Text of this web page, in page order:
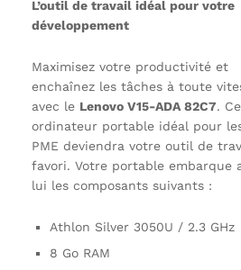
L’outil de travail idéal pour votre
développement
Maximisez votre productivité et
enchaînez les tâches à toute
avec le Lenovo V15-ADA 82C7.
ordinateur portable idéal pour
PME deviendra votre outil de
favori. Votre portable embarque
lui les composants suivants :
Athlon Silver 3050U / 2.3 GHz
8 Go RAM